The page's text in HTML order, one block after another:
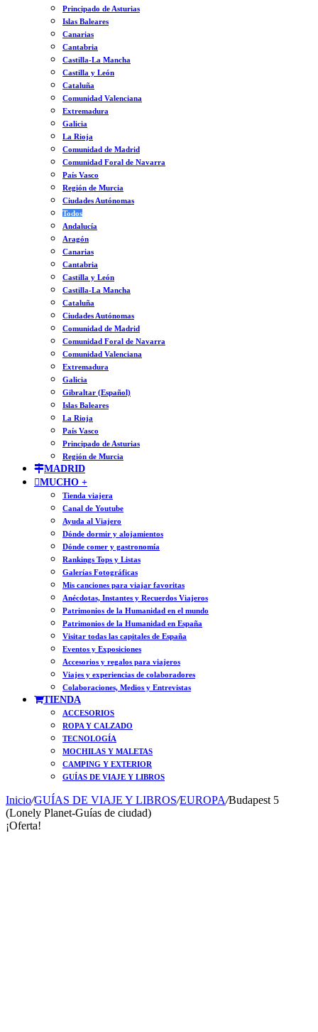
Principado de Asturias
Islas Baleares
Canarias
Cantabria
Castilla-La Mancha
Castilla y León
Cataluña
Comunidad Valenciana
Extremadura
Galicia
La Rioja
Comunidad de Madrid
Comunidad Foral de Navarra
País Vasco
Región de Murcia
Ciudades Autónomas
Todos
Andalucía
Aragón
Canarias
Cantabria
Castilla y León
Castilla-La Mancha
Cataluña
Ciudades Autónomas
Comunidad de Madrid
Comunidad Foral de Navarra
Comunidad Valenciana
Extremadura
Galicia
Gibraltar (Español)
Islas Baleares
La Rioja
País Vasco
Principado de Asturias
Región de Murcia
MADRID
MUCHO +
Tienda viajera
Canal de Youtube
Ayuda al Viajero
Dónde dormir y alojamientos
Dónde comer y gastronomía
Rankings Tops y Listas
Galerías Fotográficas
Mis canciones para viajar favoritas
Anécdotas, Instantes y Recuerdos Viajeros
Patrimonios de la Humanidad en el mundo
Patrimonios de la Humanidad en España
Visitar todas las capitales de España
Eventos y Exposiciones
Accesorios y regalos para viajeros
Viajes y experiencias de colaboradores
Colaboraciones, Medios y Entrevistas
TIENDA
ACCESORIOS
ROPA Y CALZADO
TECNOLOGÍA
MOCHILAS Y MALETAS
CAMPING Y EXTERIOR
GUÍAS DE VIAJE Y LIBROS
Inicio/GUÍAS DE VIAJE Y LIBROS/EUROPA/Budapest 5
(Lonely Planet-Guías de ciudad)
¡Oferta!